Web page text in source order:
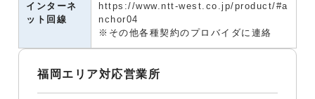
インターネ
ット回線
https://www.ntt-west.co.jp/product/#a
nchor04
※その他各種契約のプロバイダに連絡
福岡エリア対応営業所